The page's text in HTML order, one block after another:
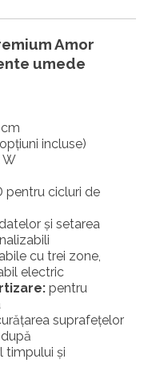
Amor
umede
incluse)
W
pentru cicluri de
și setarea
cu trei zone,
electric
pentru
suprafețelor
timpului și